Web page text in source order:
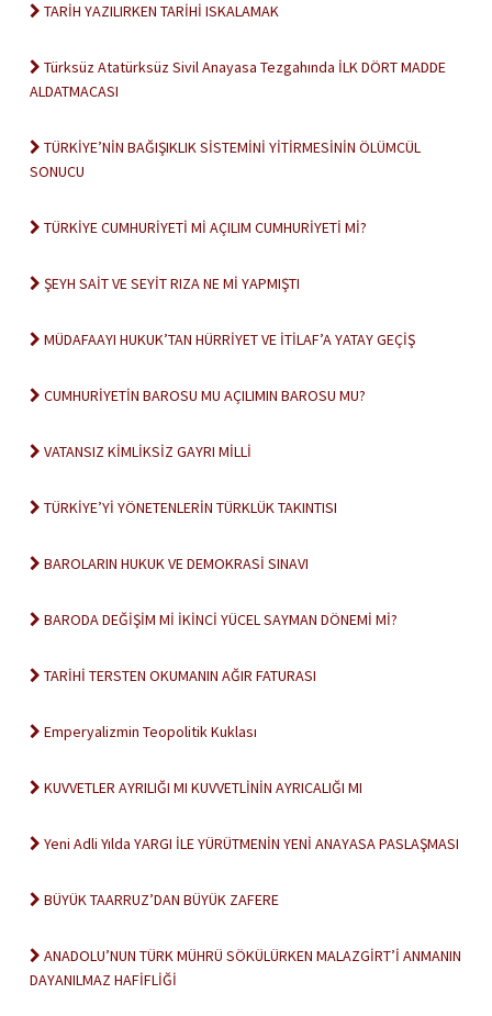
TARİH YAZILIRKEN TARİHİ ISKALAMAK
Türksüz Atatürksüz Sivil Anayasa Tezgahında İLK DÖRT MADDE
ALDATMACASI
TÜRKİYE’NİN BAĞIŞIKLIK SİSTEMİNİ YİTİRMESİNİN ÖLÜMCÜL
SONUCU
TÜRKİYE CUMHURİYETİ Mİ AÇILIM CUMHURİYETİ Mİ?
ŞEYH SAİT VE SEYİT RIZA NE Mİ YAPMIŞTI
MÜDAFAAYI HUKUK’TAN HÜRRİYET VE İTİLAF’A YATAY GEÇİŞ
CUMHURİYETİN BAROSU MU AÇILIMIN BAROSU MU?
VATANSIZ KİMLİKSİZ GAYRI MİLLİ
TÜRKİYE’Yİ YÖNETENLERİN TÜRKLÜK TAKINTISI
BAROLARIN HUKUK VE DEMOKRASİ SINAVI
BARODA DEĞİŞİM Mİ İKİNCİ YÜCEL SAYMAN DÖNEMİ Mİ?
TARİHİ TERSTEN OKUMANIN AĞIR FATURASI
Emperyalizmin Teopolitik Kuklası
KUVVETLER AYRILIĞI MI KUVVETLİNİN AYRICALIĞI MI
Yeni Adli Yılda YARGI İLE YÜRÜTMENİN YENİ ANAYASA PASLAŞMASI
BÜYÜK TAARRUZ’DAN BÜYÜK ZAFERE
ANADOLU’NUN TÜRK MÜHRÜ SÖKÜLÜRKEN MALAZGİRT’İ ANMANIN
DAYANILMAZ HAFİFLİĞİ